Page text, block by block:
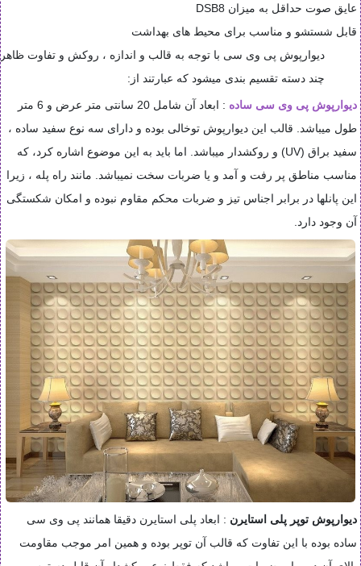
عایق صوت حداقل به میزان 8
DSB
قابل شستشو و مناسب برای محیط های بهداشت
دیوارپوش پی وی سی با توجه به قالب و اندازه ، روکش و تفاوت
چند دسته تقسیم بندی میشود که عبارتند از:
دیوارپوش پی وی سی ساده
: ابعاد آن شامل 20 سانتی متر عرض و 6 متر
طول میباشد. قالب این دیوارپوش توخالی بوده و دارای سه نوع سفید ساده ،
سفید براق(UV) و روکشدار میباشد. اما باید به این موضوع اشاره کرد، که
مناسب مناطق پر رفت و آمد و یا ضربات سخت نمیباشد. مانند راه پله ، زیرا
این پانلها در برابر اجناس تیز و ضربات محکم مقاوم نبوده و امکان شکستگی
آن وجود دارد.
دیوارپوش توپر پلی استایرن : ابعاد پلی استایرن دقیقا همانند پی وی سی
ساده بوده با این تفاوت که قالب آن توپر بوده و همین امر موجب مقاومت